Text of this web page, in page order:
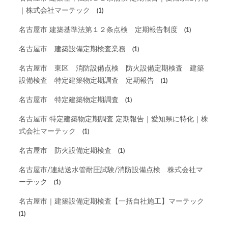
｜株式会社マーテック
(1)
名古屋市 建築基準法第１２条点検 定期報告制度 (1)
名古屋市 建築設備定期検査業務 (1)
名古屋市 東区 消防設備点検 防火設備定期検査 建築
設備検査 特定建築物定期調査 定期報告
(1)
名古屋市 特定建築物定期調査 (1)
名古屋市 特定建築物定期調査 定期報告｜愛知県に特化｜株
式会社マーテック
(1)
名古屋市 防火設備定期検査 (1)
名古屋市/連結送水管耐圧試験/消防設備点検 株式会社マ
ーテック
(1)
名古屋市｜建築設備定期検査【一括自社施工】マーテック
(1)